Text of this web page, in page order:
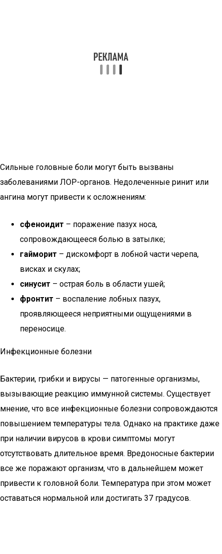
Сильные головные боли могут быть вызваны
заболеваниями ЛОР-органов. Недолеченные ринит или
ангина могут привести к осложнениям:
сфеноидит – поражение пазух носа,
сопровождающееся болью в затылке;
гайморит – дискомфорт в лобной части черепа,
висках и скулах;
синусит – острая боль в области ушей;
фронтит – воспаление лобных пазух,
проявляющееся неприятными ощущениями в
переносице.
Инфекционные болезни
Бактерии, грибки и вирусы — патогенные организмы,
вызывающие реакцию иммунной системы. Существует
мнение, что все инфекционные болезни сопровождаются
повышением температуры тела. Однако на практике даже
при наличии вирусов в крови симптомы могут
отсутствовать длительное время. Вредоносные бактерии
все же поражают организм, что в дальнейшем может
привести к головной боли. Температура при этом может
оставаться нормальной или достигать 37 градусов.